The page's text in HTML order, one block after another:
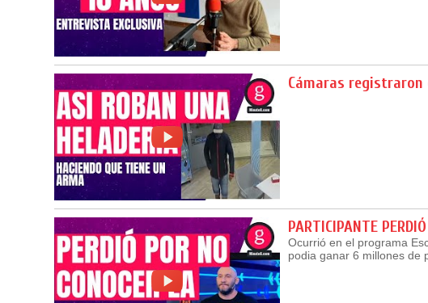
Cámaras
PARTICIPANTE
Ocurrió en el programa
podia ganar 6 millones de